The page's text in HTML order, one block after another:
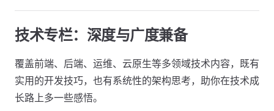
技术专栏：深度与广度兼备
覆盖前端、后端、运维、云原生等多领域技术内容，既有
实用的开发技巧，也有系统性的架构思考，助你在技术成
长路上多一些感悟。